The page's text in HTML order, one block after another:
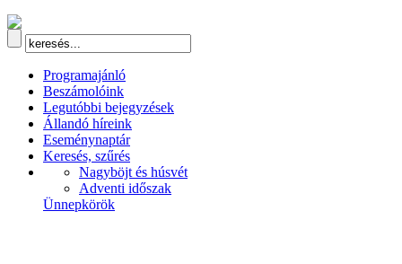
Programajánló
Beszámolóink
Legutóbbi bejegyzések
Állandó híreink
Eseménynaptár
Keresés, szűrés
Nagyböjt és húsvét
Adventi időszak
Ünnepkörök